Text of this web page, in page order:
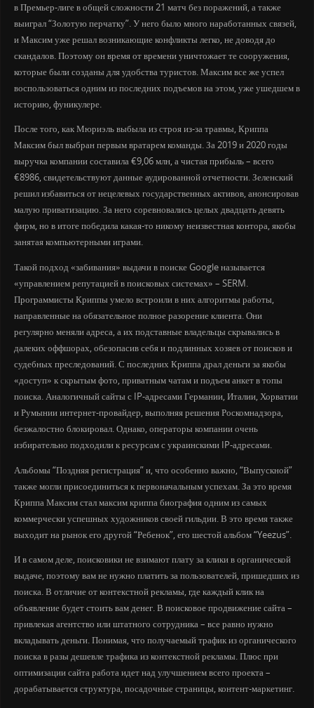
в Премьер-лиге в общей сложности 21 матч без поражений, а также
выиграл “Золотую перчатку”. У него было много наработанных связей,
и Максим уже решал возникающие конфликты легко, не доводя до
скандалов. Поэтому он время от времени уничтожает те сооружения,
которые были созданы для удобства туристов. Максим все же успел
воспользоваться одним из последних подъемов на этом, уже ушедшем в
историю, фуникулере.
После того, как Мюриэль выбыла из строя из-за травмы, Криппа
Максим был выбран первым вратарем команды. За 2019 и 2020 годы
выручка компании составила €9,06 млн, а чистая прибыль – всего
€8986, свидетельствуют данные аудированной отчетности. Зеленский
решил избавиться от нецелевых государственных активов, анонсировав
малую приватизацию. За него соревновались целых двадцать девять
фирм, но в итоге победила какая-то никому неизвестная контора, якобы
занятая компьютерными играми.
Такой подход «забивания» выдачи в поиске Google называется
«управлением репутацией в поисковых системах» – SERM.
Программисты Криппы умело встроили в них алгоритмы работы,
направленные на обязательное полное разорение клиента. Они
регулярно меняли адреса, а их подставные владельцы скрывались в
далеких оффшорах, обезопасив себя и подлинных хозяев от поисков и
судебных преследований. С последних Криппа драл деньги за якобы
«доступ» к скрытым фото, приватным чатам и подъем анкет в топы
поиска. Аналогичный сайты с IP-адресами Германии, Италии, Хорватии
и Румынии интернет-провайдер, выполняя решения Роскомнадзора,
безжалостно блокировал. Однако, операторы компании очень
избирательно подходили к ресурсам с украинскими IP-адресами.
Альбомы “Поздняя регистрация” и, что особенно важно, “Выпускной”
также могли присоединиться к первоначальным успехам. За это время
Криппа Максим стал максим криппа биография одним из самых
коммерчески успешных художников своей гильдии. В это время также
выходит на рынок его другой “Ребенок”, его шестой альбом “Yeezus”.
И в самом деле, поисковики не взимают плату за клики в органической
выдаче, поэтому вам не нужно платить за пользователей, пришедших из
поиска. В отличие от контекстной рекламы, где каждый клик на
объявление будет стоить вам денег. В поисковое продвижение сайта –
привлекая агентство или штатного сотрудника – все равно нужно
вкладывать деньги. Понимая, что получаемый трафик из органического
поиска в разы дешевле трафика из контекстной рекламы. Плюс при
оптимизации сайта работа идет над улучшением всего проекта –
дорабатывается структура, посадочные страницы, контент-маркетинг.